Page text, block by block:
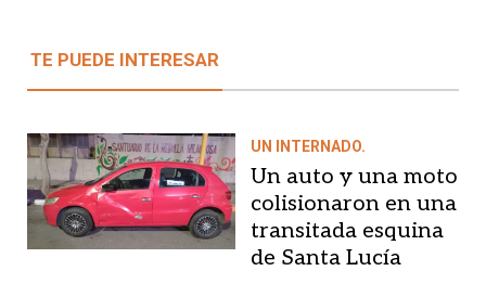
TE PUEDE INTERESAR
UN INTERNADO.
Un auto y una moto
colisionaron en una
transitada esquina
de Santa Lucía